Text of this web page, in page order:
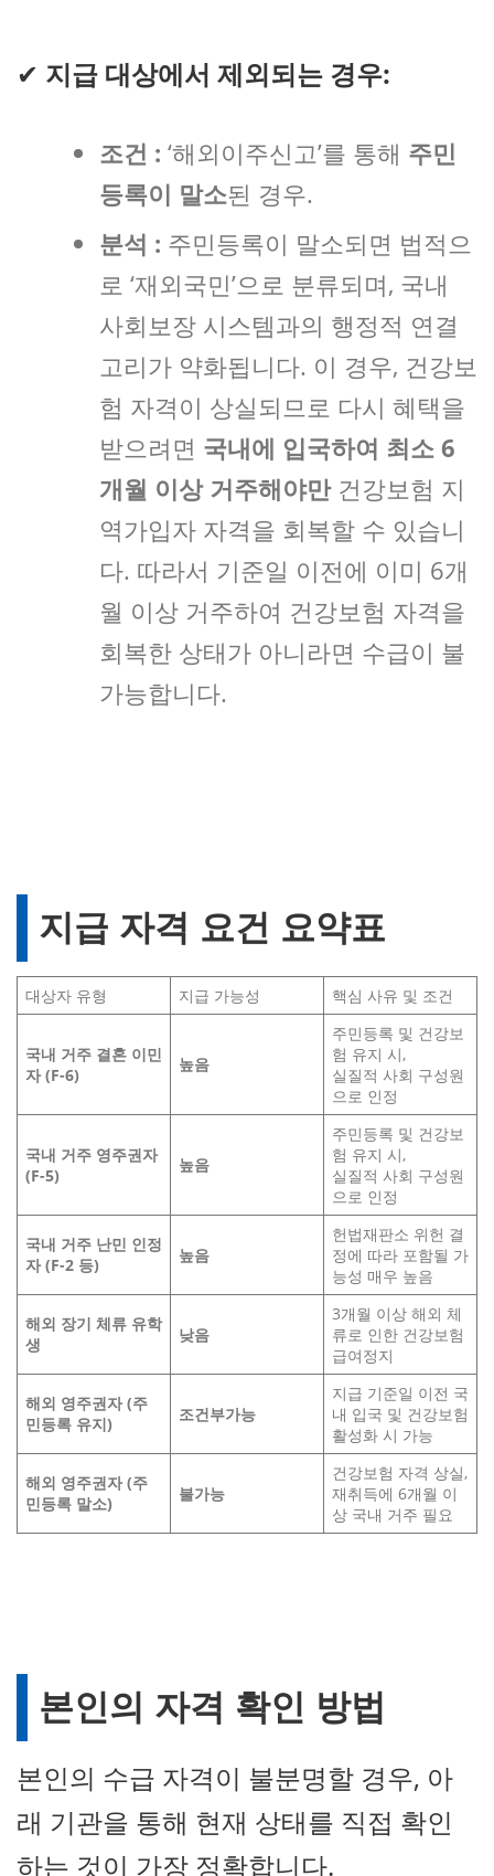
✔ 지급 대상에서 제외되는 경우:
조건 : ‘해외이주신고’를 통해 주민
등록이 말소된 경우.
분석 : 주민등록이 말소되면 법적으
로 ‘재외국민’으로 분류되며, 국내
사회보장 시스템과의 행정적 연결
고리가 약화됩니다. 이 경우, 건강보
험 자격이 상실되므로 다시 혜택을
받으려면 국내에 입국하여 최소 6
개월 이상 거주해야만건강보험 지
역가입자 자격을 회복할 수 있습니
다. 따라서 기준일 이전에 이미 6개
월 이상 거주하여 건강보험 자격을
회복한 상태가 아니라면 수급이 불
가능합니다.
지급 자격 요건 요약표
대상자 유형 지급 가능성 핵심 사유 및 조건
국내 거주 결혼 이민
자 (F-6)
높음
주민등록 및 건강보
험 유지 시,
실질적 사회 구성원
으로 인정
국내 거주 영주권자
(F-5)
높음
주민등록 및 건강보
험 유지 시,
실질적 사회 구성원
으로 인정
국내 거주 난민 인정
자 (F-2 등)
높음
헌법재판소 위헌 결
정에 따라 포함될 가
능성 매우 높음
해외 장기 체류 유학
생
낮음
3개월 이상 해외 체
류로 인한 건강보험
급여정지
해외 영주권자 (주
민등록 유지)
조건부가능
지급 기준일 이전 국
내 입국 및 건강보험
활성화 시 가능
해외 영주권자 (주
민등록 말소)
불가능
건강보험 자격 상실,
재취득에 6개월 이
상 국내 거주 필요
본인의 자격 확인 방법
본인의 수급 자격이 불분명할 경우, 아
래 기관을 통해 현재 상태를 직접 확인
하는 것이 가장 정확합니다.